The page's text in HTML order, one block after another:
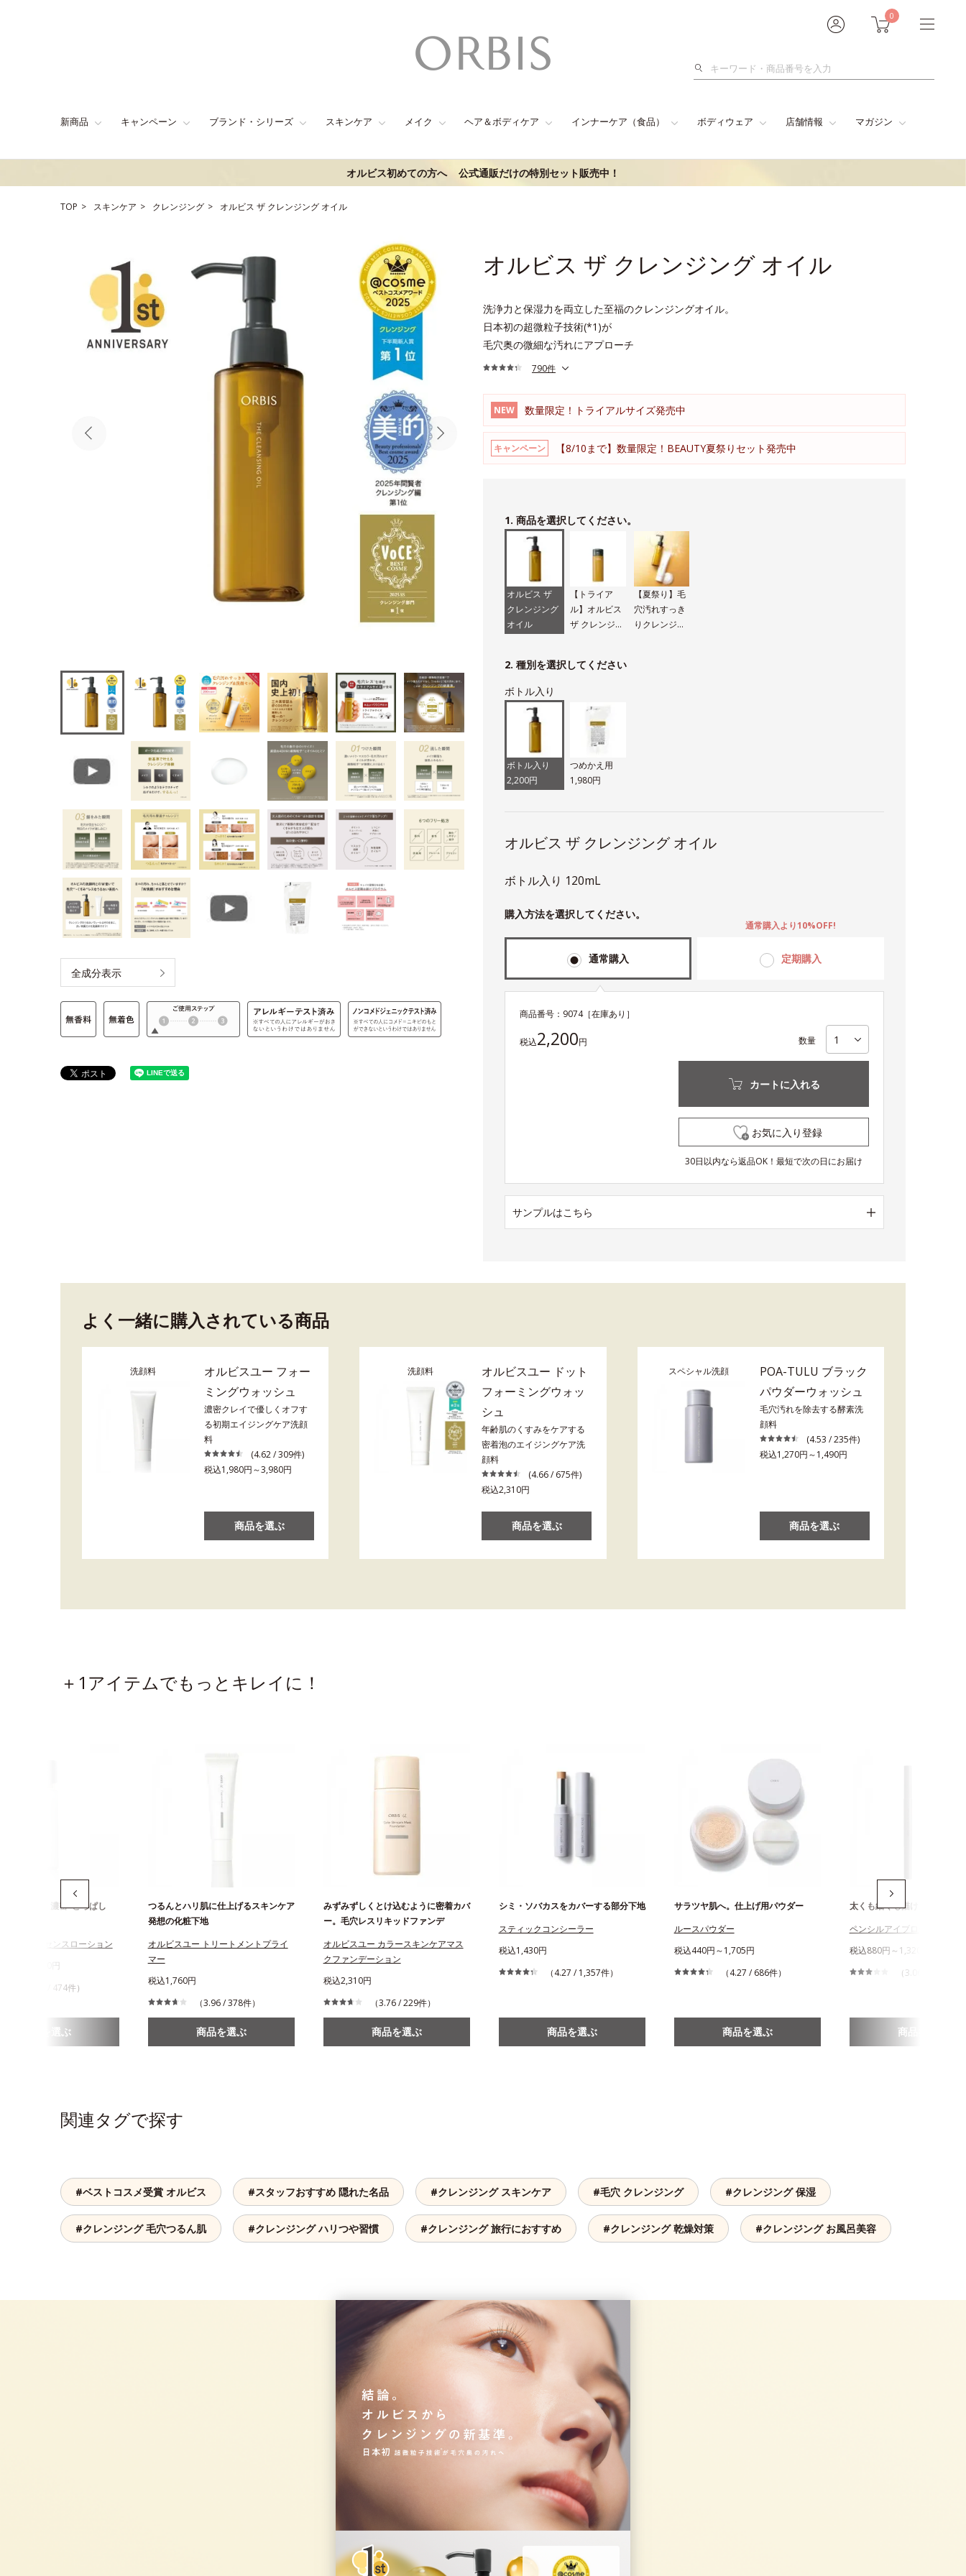
0
検
新商品 キャンペーン ブランド・シリーズ スキンケア メイク ヘア＆ボディケア インナーケア（食品） ボディウェア 店舗情報 マガジン
オルビス初めての方へ 公式通販だけの特別セット販売中！
TOP スキンケア クレンジング オルビス ザ クレンジング オイル
オルビス ザ クレンジング オイル
洗浄力と保湿力を両立した至福のクレンジングオイル。
日本初の超微粒子技術(*1)が
毛穴奥の微細な汚れにアプローチ
790件
NEW 数量限定！トライアルサイズ発売中
キャンペーン 【8/10まで】数量限定！BEAUTY夏祭りセット発売中
全成分表示
1. 商品を選択してください。
オルビス ザ
クレンジング
オイル
【トライア
ル】オルビス
ザ クレンジン
【夏祭り】毛
穴汚れすっき
りクレンジン
2. 種別を選択してください
ボトル入り
ボトル入り
2,200円
つめかえ用
1,980円
オルビス ザ クレンジング オイル
ボトル入り 120mL
購入方法を選択してください。
通常購入 定期購入
通常購入より10%OFF!
商品番号： 9074［在庫あり］
税込2,200円 数量
カートに入れる
お気に入り登録
30日以内なら返品OK！最短で次の日にお届け
サンプルはこちら
よく一緒に購入されている商品
洗顔料
オルビスユー フォー
ミングウォッシュ
濃密クレイで優しくオフす
る初期エイジングケア洗顔
料
(4.62 / 309件)
税込1,980円～3,980円
商品を選ぶ
洗顔料
オルビスユー ドット
フォーミングウォッ
シュ
年齢肌のくすみをケアする
密着泡のエイジングケア洗
顔料
(4.66 / 675件)
税込2,310円
商品を選ぶ
スペシャル洗顔
POA-TULU ブラック
パウダーウォッシュ
毛穴汚れを除去する酵素洗
顔料
(4.53 / 235件)
税込1,270円～1,490円
商品を選ぶ
＋1アイテムでもっとキレイに！
を届ける、濃密"とろぱし
ユー エッセンスローション
円～2,970円
（4.49 / 474件）
商品を選ぶ
つるんとハリ肌に仕上げるスキンケア
発想の化粧下地
オルビスユー トリートメントプライ
マー
税込1,760円
（3.96 / 378件）
商品を選ぶ
みずみずしくとけ込むように密着カバ
ー。毛穴レスリキッドファンデ
オルビスユー カラースキンケアマス
クファンデーション
税込2,310円
（3.76 / 229件）
商品を選ぶ
シミ・ソバカスをカバーする部分下地
スティックコンシーラー
税込1,430円
（4.27 / 1,357件）
商品を選ぶ
サラツヤ肌へ。仕上げ用パウダー
ルースパウダー
税込440円～1,705円
（4.27 / 686件）
商品を選ぶ
太くも細くも描けるアイブロ
ペンシルアイブローN
税込880円～1,320円
（3.06 / 879件）
商品を選ぶ
関連タグで探す
#ベストコスメ受賞 オルビス #スタッフおすすめ 隠れた名品 #クレンジング スキンケア #毛穴 クレンジング #クレンジング 保湿
#クレンジング 毛穴つるん肌 #クレンジング ハリつや習慣 #クレンジング 旅行におすすめ #クレンジング 乾燥対策 #クレンジング お風呂美容